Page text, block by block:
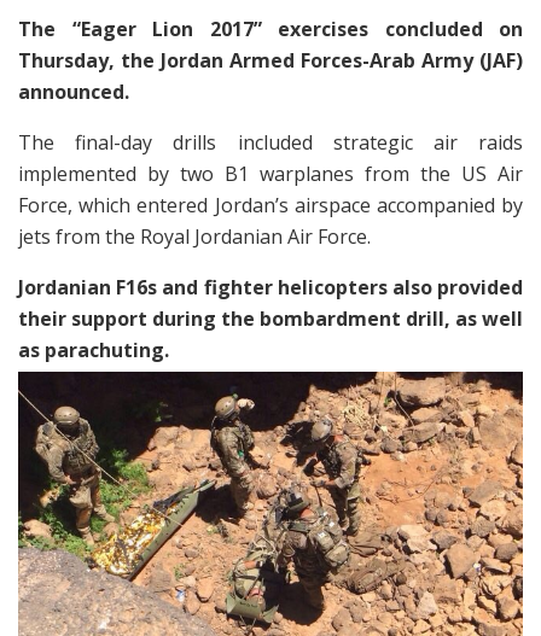
The “Eager Lion 2017” exercises concluded on
Thursday, the Jordan Armed Forces-Arab Army (JAF)
announced.
The final-day drills included strategic air raids
implemented by two B1 warplanes from the US Air
Force, which entered Jordan’s airspace accompanied by
jets from the Royal Jordanian Air Force.
Jordanian F16s and fighter helicopters also provided
their support during the bombardment drill, as well
as parachuting.